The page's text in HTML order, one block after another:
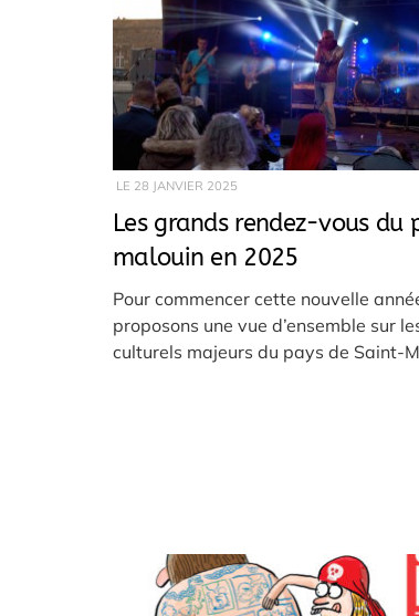
LE 28 JANVIER 2025
Les grands rendez-vous du
malouin en 2025
Pour commencer cette nouvelle
proposons une vue d’ensemble sur
culturels majeurs du pays de Saint-